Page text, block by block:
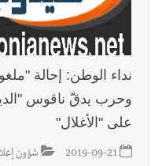
نداء الوطن: إحالة
وحرب يدقّ ناقوس
على "الأغلال"
2019-09-21 شؤون